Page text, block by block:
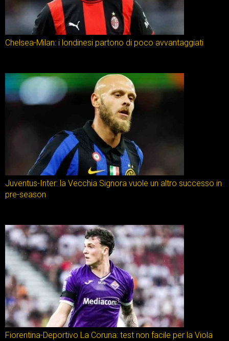
Chelsea-Milan: i londinesi partono di poco avvantaggiati
Juventus-Inter: la Vecchia Signora vuole un altro successo in
pre-season
Fiorentina-Deportivo La Coruna: test non facile per la Viola